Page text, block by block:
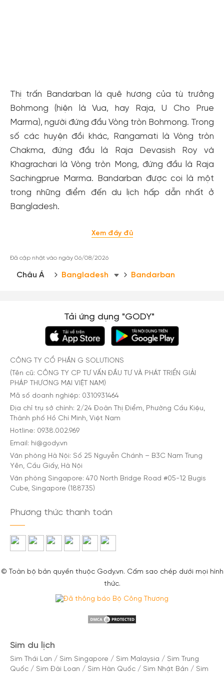
Thị trấn Bandarban là quê hương của tù trưởng
Bohmong (hiện là Vua, hay Raja, U Cho Prue
Marma), người đứng đầu Vòng tròn Bohmong. Trong
số các huyện đồi khác, Rangamati là Vòng tròn
Chakma, đứng đầu là Raja Devasish Roy và
Khagrachari là Vòng tròn Mong, đứng đầu là Raja
Sachingprue Marma. Bandarban được coi là một
trong những điểm đến du lịch hấp dẫn nhất ở
Bangladesh.
Xem đầy đủ
Đã cập nhật vào ngày 06/08/2026
Châu Á Bangladesh Bandarban
Tải ứng dụng "GODY"
CÔNG TY CỔ PHẦN G SOLUTIONS
(Tên cũ: CÔNG TY CP TƯ VẤN ĐẦU TƯ VÀ PHÁT TRIỂN GIẢI
PHÁP THƯƠNG MẠI VIỆT NAM)
Mã số doanh nghiệp: 0310931464
Địa chỉ trụ sở chính: 2/24 Đoàn Thị Điểm, Phường Cầu Kiệu,
Thành phố Hồ Chí Minh, Việt Nam
Hotline: 0938.002.969
Email: hi@gody.vn
Văn phòng Hà Nội: Số 25 Nguyễn Chánh – B3C Nam Trung
Yên, Cầu Giấy, Hà Nội
Văn phòng Singapore: 470 North Bridge Road #05-12 Bugis
Cube, Singapore (188735)
Phương thức thanh toán
© Toàn bộ bản quyền thuộc Gody.vn. Cấm sao chép dưới mọi hình
thức.
Sim du lịch
Sim Thái Lan / Sim Singapore / Sim Malaysia / Sim Trung
Quốc / Sim Đài Loan / Sim Hàn Quốc / Sim Nhật Bản / Sim